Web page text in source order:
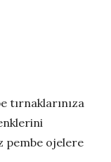
tırnaklarınıza
pembe ojelere